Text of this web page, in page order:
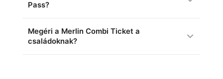
Pass?
Megéri a Merlin Combi Ticket a
családoknak?